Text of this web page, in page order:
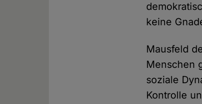
keine
Mausfeld
Menschen
soziale
Kontrolle